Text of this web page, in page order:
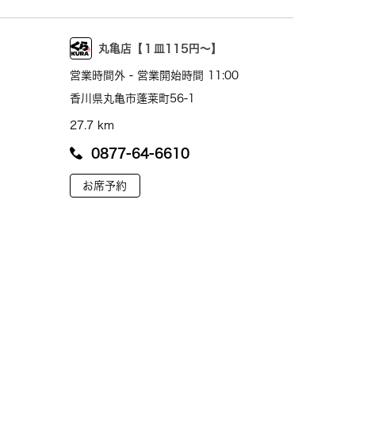
丸亀店【１皿115円～】
営業時間外 - 営業開始時間 11:00
香川県丸亀市蓬莱町56-1
27.7 km
0877-64-6610
お席予約